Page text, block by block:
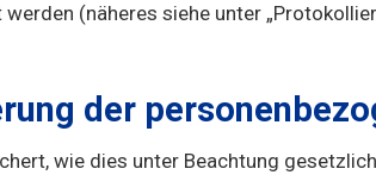
(näheres siehe unter
der
wie dies unter Beachtung